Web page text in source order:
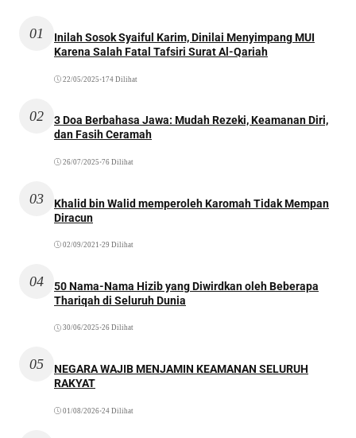
01
Inilah Sosok Syaiful Karim, Dinilai Menyimpang MUI
Karena Salah Fatal Tafsiri Surat Al-Qariah
22/05/2025 •174 Dilihat
02
3 Doa Berbahasa Jawa: Mudah Rezeki, Keamanan Diri,
dan Fasih Ceramah
26/07/2025 •76 Dilihat
03
Khalid bin Walid memperoleh Karomah Tidak Mempan
Diracun
02/09/2021 •29 Dilihat
04
50 Nama-Nama Hizib yang Diwirdkan oleh Beberapa
Thariqah di Seluruh Dunia
30/06/2025 •26 Dilihat
05
NEGARA WAJIB MENJAMIN KEAMANAN SELURUH
RAKYAT
01/08/2026•24 Dilihat